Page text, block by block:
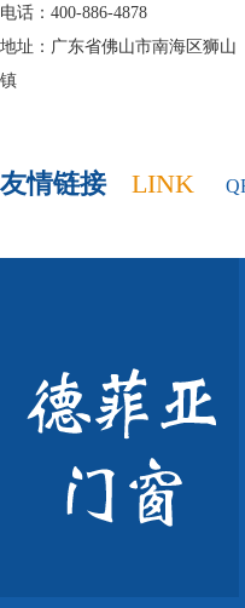
电话：400-886-4878
地址：广东省佛山市南海区狮山
镇
友情链接 LINK